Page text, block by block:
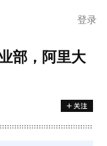
登录
部，阿里大